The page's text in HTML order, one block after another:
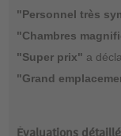
"Personnel très
"Chambres
"Super prix" a
"Grand
Évaluations